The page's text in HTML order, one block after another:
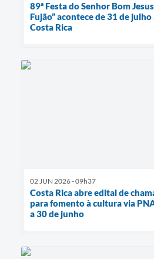
89ª Festa do Senhor Bom
Fujão” acontece de 31 de
Costa Rica
02 JUN 2026 - 09h37
Costa Rica abre edital de
para fomento à cultura via
a 30 de junho